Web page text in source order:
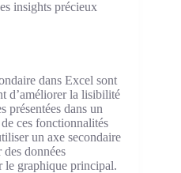
insights précieux
dans Excel sont
d’améliorer la lisibilité
présentées dans un
ces fonctionnalités
un axe secondaire
données
le graphique principal.